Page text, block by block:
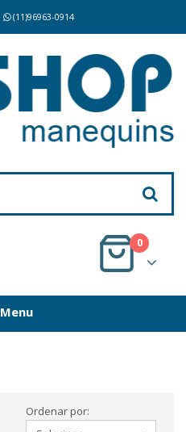
(11)96963-0914
0
Menu
Ordenar por: